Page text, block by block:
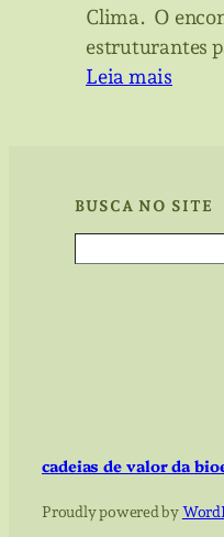
ciência
e
gestão
Clima. O
estruturantes
Leia mais
BUSCA NO SITE
cadeias de valor da
Proudly powered by